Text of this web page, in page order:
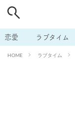
恋愛 ラブタイム
HOME ラブタイム
# 不倫 #
# ラブグッズ